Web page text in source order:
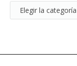
categorías